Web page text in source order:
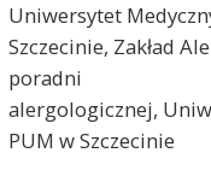
Uniwersytet
Szczecinie, Zakład
poradni
alergologicznej,
PUM w Szczecinie